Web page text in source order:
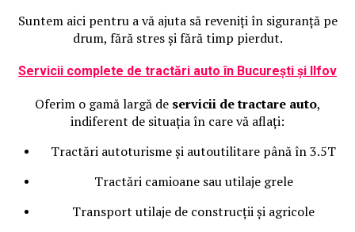
Suntem aici pentru a vă ajuta să reveniți în siguranță pe
drum, fără stres și fără timp pierdut.
Servicii complete de tractări auto în București și Ilfov
Oferim o gamă largă de servicii de tractare auto,
indiferent de situația în care vă aflați:
Tractări autoturisme și autoutilitare până în 3.5T
Tractări camioane sau utilaje grele
Transport utilaje de construcții și agricole